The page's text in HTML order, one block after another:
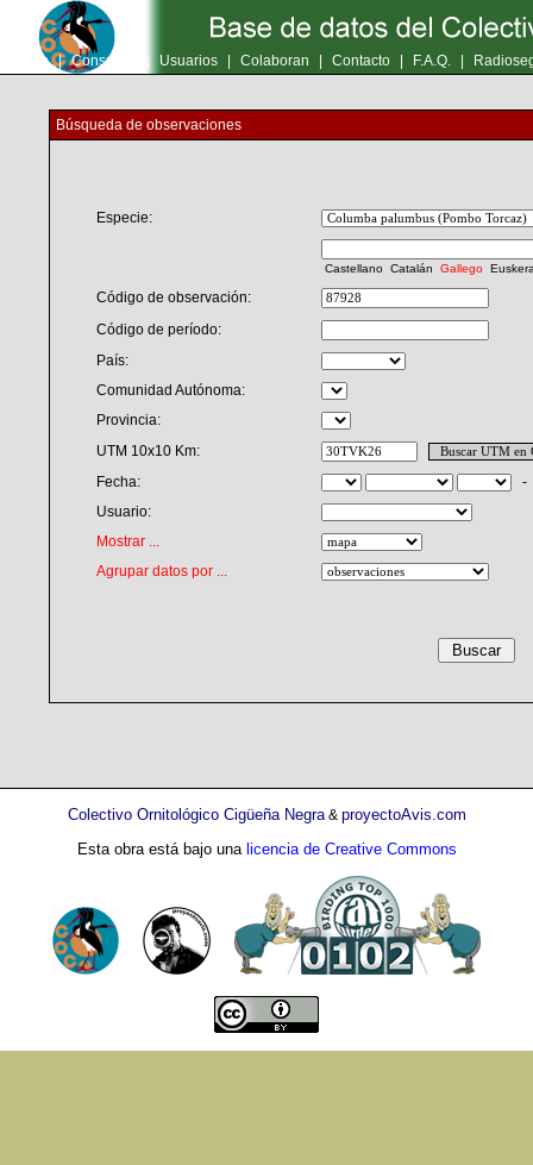
Inicio | Consultas Usuarios Colaboran Contacto F.A.Q.
Búsqueda de observaciones
Especie:
Castellano Catalán Gallego
Código de observación:
Código de período:
País:
Comunidad Autónoma:
Provincia:
UTM 10x10 Km:
Fecha:
Usuario:
Mostrar ...
Agrupar datos por ...
Colectivo Ornitológico Cigüeña Negra& proyectoAvis.com
Esta obra está bajo una licencia de Creative Commons